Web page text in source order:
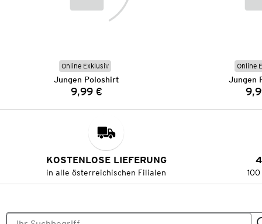
Online Exklusiv
Jungen Poloshirt
Preis:
9,99 €
Online
Jungen
KOSTENLOSE LIEFERUNG
in alle österreichischen Filialen